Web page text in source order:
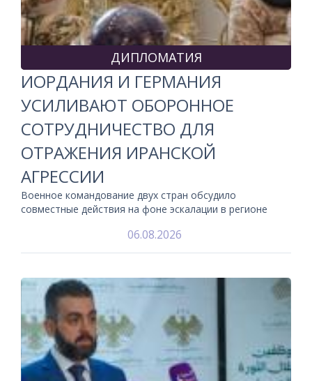
ДИПЛОМАТИЯ
ИОРДАНИЯ И ГЕРМАНИЯ
УСИЛИВАЮТ ОБОРОННОЕ
СОТРУДНИЧЕСТВО ДЛЯ
ОТРАЖЕНИЯ ИРАНСКОЙ
АГРЕССИИ
Военное командование двух стран обсудило
совместные действия на фоне эскалации в регионе
06.08.2026